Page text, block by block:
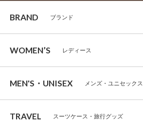
BRAND ブランド
WOMEN’S レディース
MEN'S・UNISEX メンズ・ユニセックス
TRAVEL スーツケース・旅行グッズ